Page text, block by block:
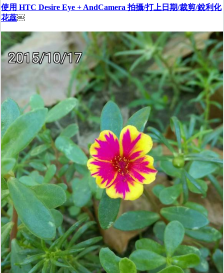
使用 HTC Desire Eye + AndCamera 拍攝/打上日期/裁剪/銳利化
花蕊￼